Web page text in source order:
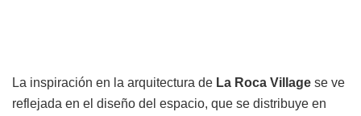
La inspiración en la arquitectura de La Roca Village se ve
reflejada en el diseño del espacio, que se distribuye en